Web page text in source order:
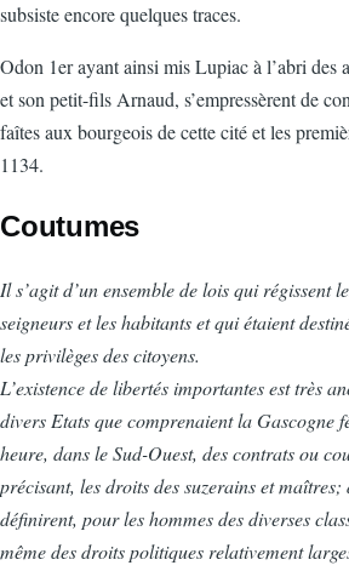
subsiste encore quelques traces.
Odon 1er ayant ainsi mis Lupiac à l’abri des
et son petit-fils Arnaud, s’empressèrent de
faîtes aux bourgeois de cette cité et les
1134.
Coutumes
Il s’agit d’un ensemble de lois qui régissent
seigneurs et les habitants et qui étaient
les privilèges des citoyens.
L’existence de libertés importantes est très
divers Etats que comprenaient la Gascogne
heure, dans le Sud-Ouest, des contrats ou
précisant, les droits des suzerains et maîtres;
définirent, pour les hommes des diverses
même des droits politiques relativement